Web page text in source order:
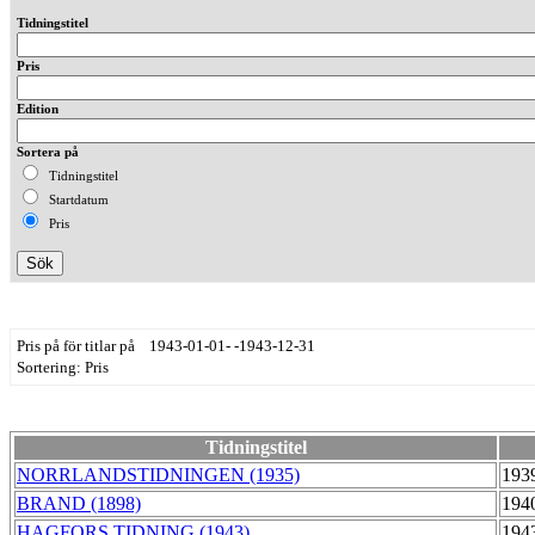
Tidningstitel
Pris
Edition
Sortera på
Tidningstitel
Startdatum
Pris
Pris på för titlar på 1943-01-01- -1943-12-31
Sortering: Pris
Tidningstitel
NORRLANDSTIDNINGEN (1935)
BRAND (1898)